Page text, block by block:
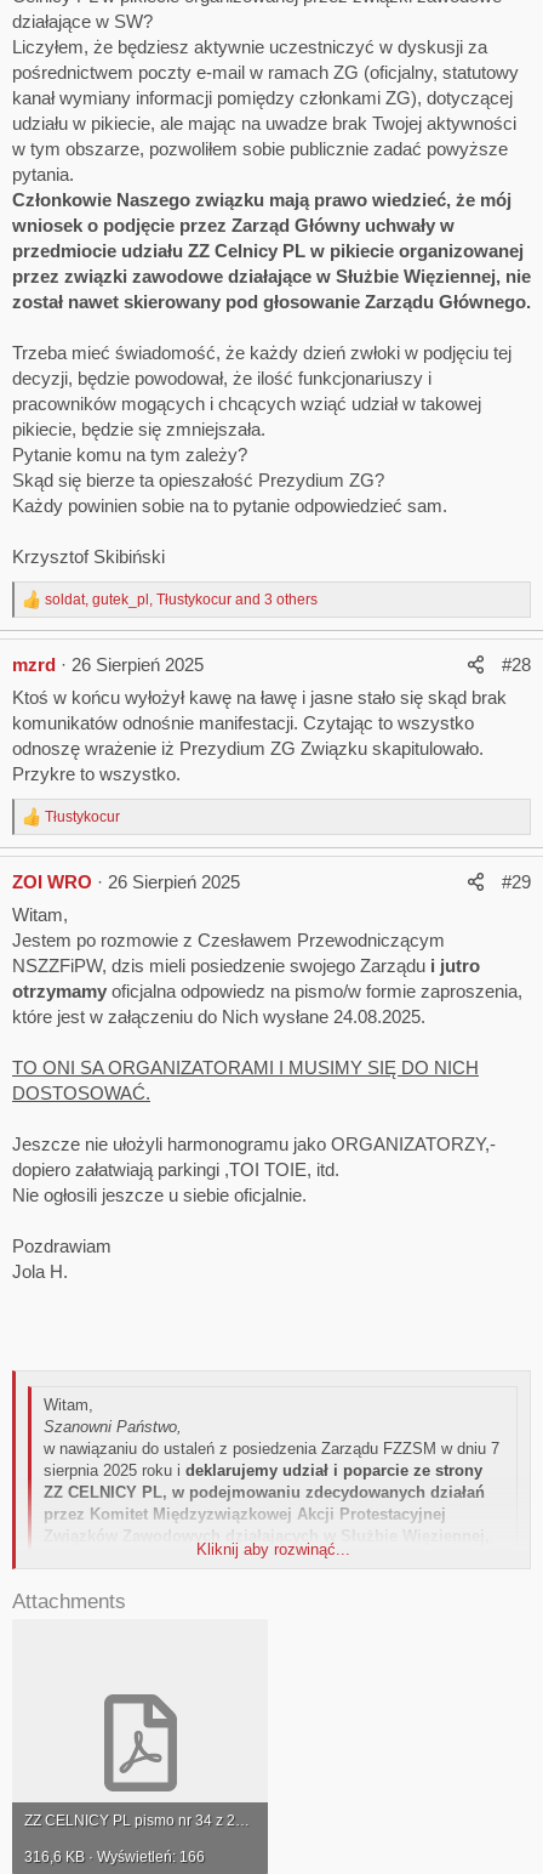
działające w SW?
Liczyłem, że będziesz aktywnie uczestniczyć w dyskusji za
pośrednictwem poczty e-mail w ramach ZG (oficjalny, statutowy
kanał wymiany informacji pomiędzy członkami ZG), dotyczącej
udziału w pikiecie, ale mając na uwadze brak Twojej aktywności
w tym obszarze, pozwoliłem sobie publicznie zadać powyższe
pytania.
Członkowie Naszego związku mają prawo wiedzieć, że mój
wniosek o podjęcie przez Zarząd Główny uchwały w
przedmiocie udziału ZZ Celnicy PL w pikiecie organizowanej
przez związki zawodowe działające w Służbie Więziennej, nie
został nawet skierowany pod głosowanie Zarządu Głównego.
Trzeba mieć świadomość, że każdy dzień zwłoki w podjęciu tej
decyzji, będzie powodował, że ilość funkcjonariuszy i
pracowników mogących i chcących wziąć udział w takowej
pikiecie, będzie się zmniejszała.
Pytanie komu na tym zależy?
Skąd się bierze ta opieszałość Prezydium ZG?
Każdy powinien sobie na to pytanie odpowiedzieć sam.
Krzysztof Skibiński
R
e
c
i
o
n
soldat, gutek_pl , Tłustykocur and 3 others
mzrd 26 Sierpień 2025
#28
Ktoś w końcu wyłożył kawę na ławę i jasne stało się skąd brak
komunikatów odnośnie manifestacji. Czytając to wszystko
odnoszę wrażenie iż Prezydium ZG Związku skapitulowało.
Przykre to wszystko.
R
e
c
i
o
n
:
Tłustykocur
ZOI WRO 26 Sierpień 2025
#29
Witam,
Jestem po rozmowie z Czesławem Przewodniczącym
NSZZFiPW, dzis mieli posiedzenie swojego Zarządu i jutro
otrzymamy oficjalna odpowiedz na pismo/w formie zaproszenia,
które jest w załączeniu do Nich wysłane 24.08.2025.
TO ONI SA ORGANIZATORAMI I MUSIMY SIĘ DO NICH
DOSTOSOWAĆ.
Jeszcze nie ułożyli harmonogramu jako ORGANIZATORZY,-
dopiero załatwiają parkingi ,TOI TOIE, itd.
Nie ogłosili jeszcze u siebie oficjalnie.
Pozdrawiam
Jola H.
Witam,
Szanowni Państwo,
w nawiązaniu do ustaleń z posiedzenia Zarządu FZZSM w dniu 7
sierpnia 2025 roku i deklarujemy udział i poparcie ze strony
ZZ CELNICY PL, w podejmowaniu zdecydowanych działań
przez Komitet Międzyzwiązkowej Akcji Protestacyjnej
reprezentowanych przez Przewodniczącego Czesława Tułę
Przewodniczącego Andrzeja Kołodziejskiego Krajowej Sekcji
będzie zagwarantowanie środków
mieszkaniowewzorowane na rozwiązaniach funkcjonujących w
Wojsku Polskim oraz
modernizacyjnej na lata 2026-2029,
funkcjonariuszy, wynagrodzeń pracowników cywilnych,
inwestycje budowlane, remonty, zakupy sprzętu, wyposażenia,
organizowanej 9 września 2025 roku manifestacji.
Kliknij aby rozwinąć...
Kliknij aby rozwinąć...
Attachments
316,6 KB · Wyświetleń: 166